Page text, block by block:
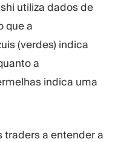
utiliza dados de
que a
(verdes) indica
a
indica uma
traders a entender a